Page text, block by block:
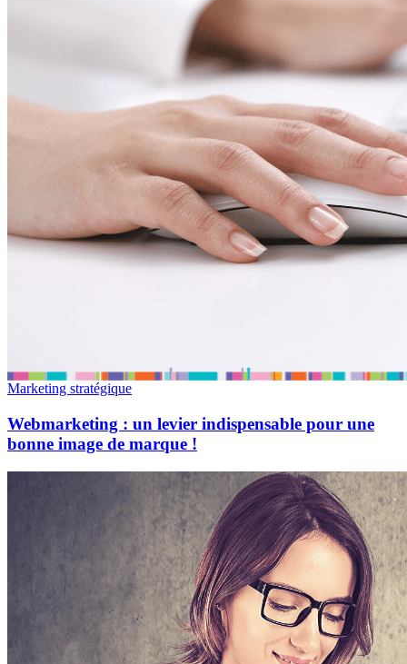
Marketing stratégique
Webmarketing : un levier indispensable pour une
bonne image de marque !